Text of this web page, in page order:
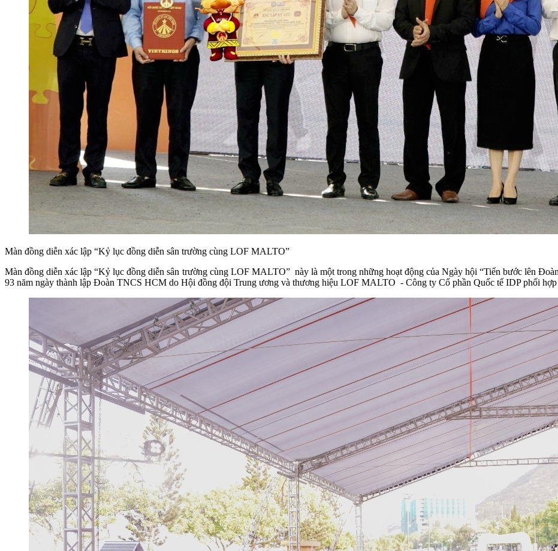
Màn đồng diễn xác lập “Kỷ lục đồng diễn sân trường cùng LOF MALTO”
Màn đồng diễn xác lập “Kỷ lục đồng diễn sân trường cùng LOF MALTO” này là một trong những hoạt động của Ngày hội “Tiến bước lên
93 năm ngày thành lập Đoàn TNCS HCM do Hội đồng đội Trung ương và thương hiệu LOF MALTO - Công ty Cổ phần Quốc tế IDP phối hợp